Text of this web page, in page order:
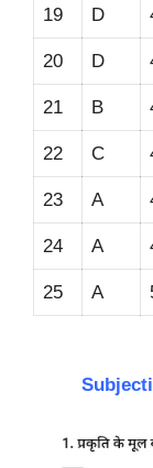
19 D
20 D
21 B
22 C
23 A
24 A
25 A